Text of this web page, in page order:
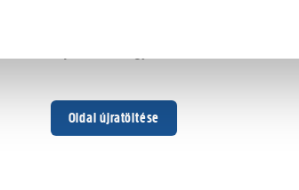
Oldal újratöltése